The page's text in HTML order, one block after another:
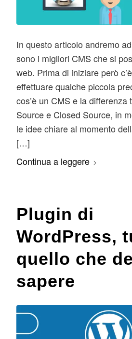
In questo articolo andremo
sono i migliori CMS che si
web. Prima di iniziare però
effettuare qualche piccola
cos’è un CMS e la differenza
Source e Closed Source, in
le idee chiare al momento
[…]
Continua a leggere
Plugin di
WordPress,
quello che
sapere